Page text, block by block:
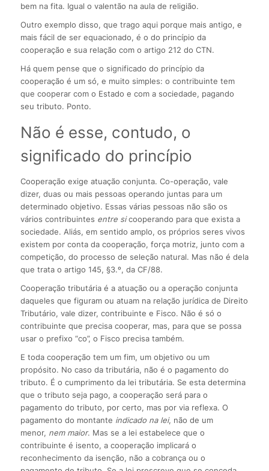
bem na fita. Igual o valentão na aula de religião.
Outro exemplo disso, que trago aqui porque mais antigo, e
mais fácil de ser equacionado, é o do princípio da
cooperação e sua relação com o artigo 212 do CTN.
Há quem pense que o significado do princípio da
cooperação é um só, e muito simples: o contribuinte tem
que cooperar com o Estado e com a sociedade, pagando
seu tributo. Ponto.
Não é esse, contudo, o
significado do princípio
Cooperação exige atuação conjunta. Co-operação, vale
dizer, duas ou mais pessoas operando juntas para um
determinado objetivo. Essas várias pessoas não são os
vários contribuintes entre sicooperando para que exista a
sociedade. Aliás, em sentido amplo, os próprios seres vivos
existem por conta da cooperação, força motriz, junto com a
competição, do processo de seleção natural. Mas não é dela
que trata o artigo 145, §3.º, da CF/88.
Cooperação tributária é a atuação ou a operação conjunta
daqueles que figuram ou atuam na relação jurídica de Direito
Tributário, vale dizer, contribuinte e Fisco. Não é só o
contribuinte que precisa cooperar, mas, para que se possa
usar o prefixo “co”, o Fisco precisa também.
E toda cooperação tem um fim, um objetivo ou um
propósito. No caso da tributária, não é o pagamento do
tributo. É o cumprimento da lei tributária. Se esta determina
que o tributo seja pago, a cooperação será para o
pagamento do tributo, por certo, mas por via reflexa. O
pagamento do montante indicado na lei, não de um
menor, nem maior. Mas se a lei estabelece que o
contribuinte é isento, a cooperação implicará o
reconhecimento da isenção, não a cobrança ou o